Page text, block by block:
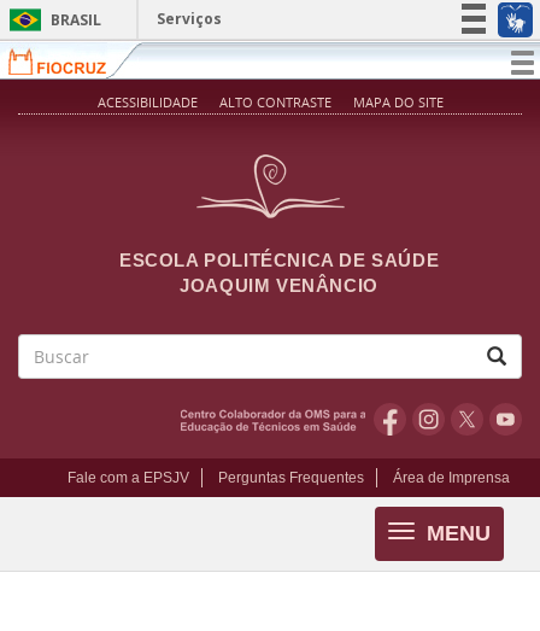
Pular para o conteúdo principal
BRASIL
Serviços
Simplifique!
Participe
ACESSIBILIDADE ALTO CONTRASTE MAPA DO SITE
ESCOLA POLITÉCNICA DE SAÚDE
JOAQUIM VENÂNCIO
Fale com a EPSJV Perguntas Frequentes Área de Imprensa
MENU
Toggle
navigation